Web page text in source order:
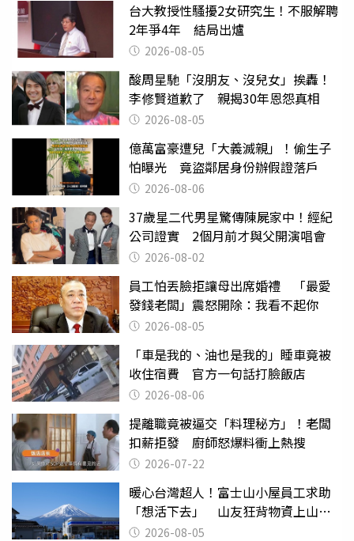
台大教授性騷擾2女研究生！不服解聘
2年爭4年 結局出爐
2026-08-05
酸周星馳「沒朋友、沒兒女」挨轟！
李修賢道歉了 親揭30年恩怨真相
2026-08-05
億萬富豪遭兒「大義滅親」！偷生子
怕曝光 竟盜鄰居身份辦假證落戶
2026-08-06
37歲星二代男星驚傳陳屍家中！經紀
公司證實 2個月前才與父開演唱會
2026-08-02
員工怕丟臉拒讓母出席婚禮 「最愛
發錢老闆」震怒開除：我看不起你
2026-08-05
「車是我的、油也是我的」睡車竟被
收住宿費 官方一句話打臉飯店
2026-08-06
提離職竟被逼交「料理秘方」！老闆
扣薪拒發 廚師怒爆料衝上熱搜
2026-07-22
暖心台灣超人！富士山小屋員工求助
「想活下去」 山友狂背物資上山：
台灣真的是寶島
2026-08-05